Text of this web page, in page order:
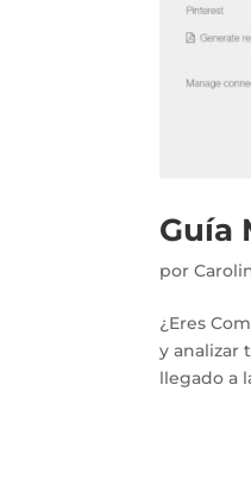
Guía
por
¿Eres
y analizar
llegado a